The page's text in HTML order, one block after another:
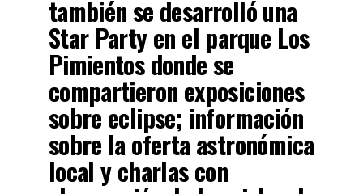
también se desarrolló una
Star Party en el parque Los
Pimientos donde se
compartieron exposiciones
sobre eclipse; información
sobre la oferta astronómica
local y charlas con